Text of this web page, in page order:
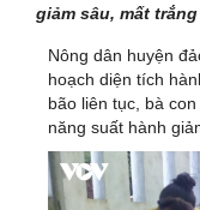
giảm sâu, mất
Nông dân huyện
hoạch diện tích
bão liên tục, bà
năng suất hành